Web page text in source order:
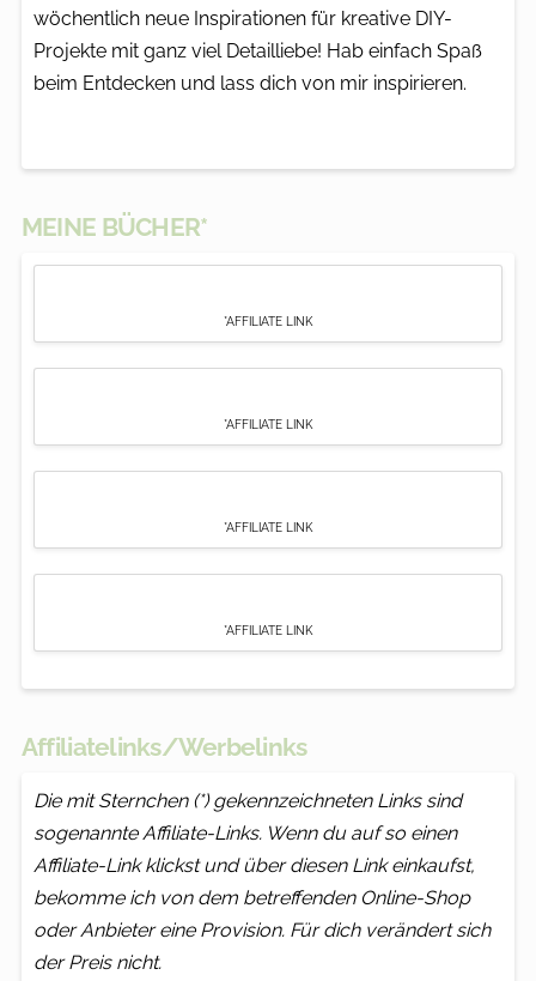
wöchentlich neue Inspirationen für kreative DIY-
Projekte mit ganz viel Detailliebe! Hab einfach Spaß
beim Entdecken und lass dich von mir inspirieren.
MEINE BÜCHER*
*AFFILIATE LINK
*AFFILIATE LINK
*AFFILIATE LINK
*AFFILIATE LINK
Affiliatelinks/Werbelinks
Die mit Sternchen (*) gekennzeichneten Links sind
sogenannte Affiliate-Links. Wenn du auf so einen
Affiliate-Link klickst und über diesen Link einkaufst,
bekomme ich von dem betreffenden Online-Shop
oder Anbieter eine Provision. Für dich verändert sich
der Preis nicht.